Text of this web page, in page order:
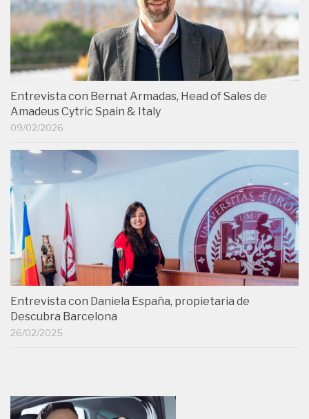
Entrevista con Bernat Armadas, Head of Sales de
Amadeus Cytric Spain & Italy
09/02/2026
Entrevista con Daniela España, propietaria de
Descubra Barcelona
26/02/2025